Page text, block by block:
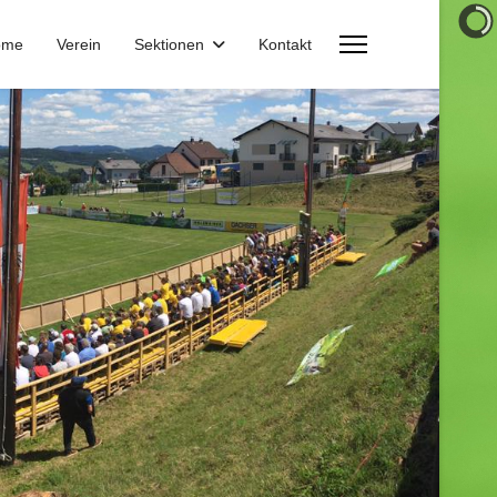
Verein Sektionen Kontakt